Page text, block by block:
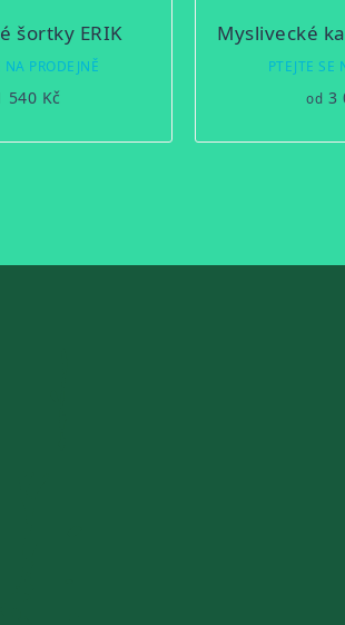
šortky ERIK
NA PRODEJNĚ
540 Kč
Myslivecké
PTEJTE SE
od 3